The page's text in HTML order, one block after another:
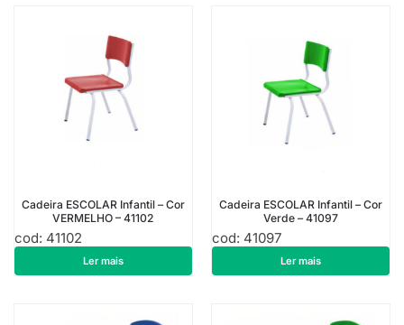
Cadeira ESCOLAR Infantil – Cor
VERMELHO – 41102
cod: 41102
R$151,14
Ler mais
Cadeira ESCOLAR Infantil – Cor
Verde – 41097
cod: 41097
R$136,29
Ler mais